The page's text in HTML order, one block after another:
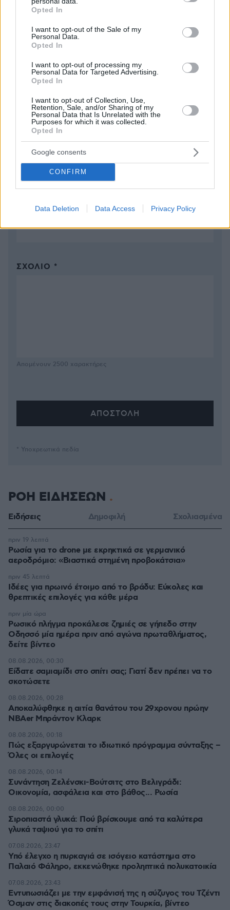
grant or deny consent to Google and its third-party tags to
use your data for below specified purposes in below Google
consent section.
Opted In
I want to opt-out of the Sale of my
Personal Data.
Opted In
I want to opt-out of processing my
Personal Data for Targeted Advertising.
Opted In
I want to opt-out of Collection, Use,
Retention, Sale, and/or Sharing of my
Personal Data that Is Unrelated with the
Purposes for which it was collected.
Opted In
Google consents
CONFIRM
Data Deletion Data Access Privacy Policy
Επαγγελματική Εκπαίδευση & Εξειδίκευση: Το Mοντέλο που
σε Bάζει στην Aγορά Eργασίας
ΣΧΟΛΙΑ
ΠΡΟΣΘΗΚΗ ΣΧΟΛΙΟΥ
ΌΝΟΜΑ *
EMAIL
ΣΧΌΛΙΟ *
Απομένουν 2500 χαρακτήρες
* Υποχρεωτικά πεδία
ΡΟΗ ΕΙΔΗΣΕΩΝ
Ειδήσεις Δημοφιλή Σχολιασμένα
Ρωσία για το drone με εκρηκτικά σε γερμανικό
αεροδρόμιο: «Βιαστικά στημένη προβοκάτσια»
πριν 19 λεπτά
Ιδέες για πρωινό έτοιμο από το βράδυ: Εύκολες και
θρεπτικές επιλογές για κάθε μέρα
πριν 45 λεπτά
Ρωσικό πλήγμα προκάλεσε ζημιές σε γήπεδο στην
Οδησσό μία ημέρα πριν από αγώνα πρωταθλήματος,
δείτε βίντεο
πριν μία ώρα
Είδατε σαμιαμίδι στο σπίτι σας; Γιατί δεν πρέπει να το
σκοτώσετε
08.08.2026, 00:30
Αποκαλύφθηκε η αιτία θανάτου του 29χρονου πρώην
NBAer Μπράντον Κλαρκ
08.08.2026, 00:28
Πώς εξαργυρώνεται το ιδιωτικό πρόγραμμα σύνταξης –
Όλες οι επιλογές
08.08.2026, 00:18
Συνάντηση Ζελένσκι-Βούτσιτς στο Βελιγράδι:
Οικονομία, ασφάλεια και στο βάθος... Ρωσία
08.08.2026, 00:14
Σιροπιαστά γλυκά: Πού βρίσκουμε από τα καλύτερα
γλυκά ταψιού για το σπίτι
08.08.2026, 00:00
Υπό έλεγχο η πυρκαγιά σε ισόγειο κατάστημα στο
Παλαιό Φάληρο, εκκενώθηκε προληπτικά πολυκατοικία
07.08.2026, 23:47
Εντυπωσιάζει με την εμφάνισή της η σύζυγος του Τζέντι
Όσμαν στις διακοπές τους στην Τουρκία, βίντεο
07.08.2026, 23:43